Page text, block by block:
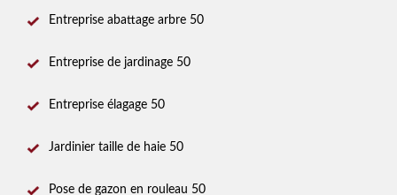
Entreprise abattage arbre 50
Entreprise de jardinage 50
Entreprise élagage 50
Jardinier taille de haie 50
Pose de gazon en rouleau 50